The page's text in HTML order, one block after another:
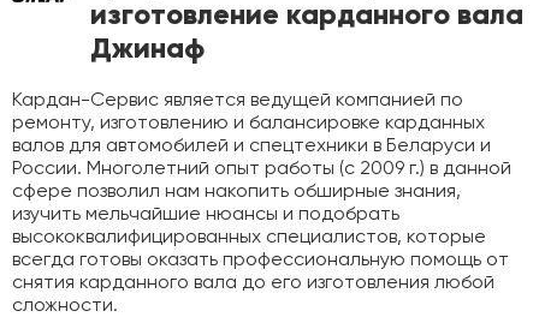
изготовление карданного вала
Джинаф
Кардан-Сервис является ведущей компанией по
ремонту, изготовлению и балансировке карданных
валов для автомобилей и спецтехники в Беларуси и
России. Многолетний опыт работы (с 2009 г.) в данной
сфере позволил нам накопить обширные знания,
изучить мельчайшие нюансы и подобрать
высококвалифицированных специалистов, которые
всегда готовы оказать профессиональную помощь от
снятия карданного вала до его изготовления любой
сложности.